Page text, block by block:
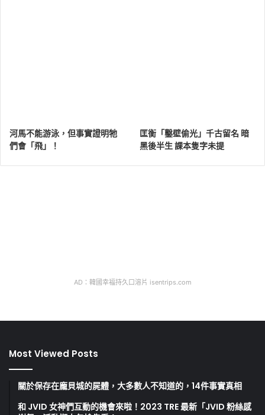
河馬不能游泳，但事實證明牠
們會「飛」！
匡衡「鑿壁偷光」千古留名 暗
黑後半生 課本隻字未提
AD：韓國幸福持久口溶片 isentrips.com
Most Viewed Posts
關於保存在龐貝城的屍體，大多數人不知道的，14件事實真相
和 JVID 女神們互動的機會來啦！2023 TRE 最新「JVID 粉絲感